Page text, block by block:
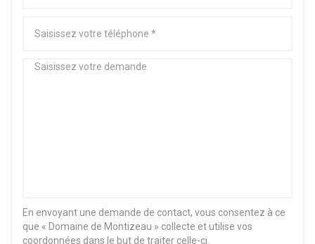
En envoyant une demande de contact, vous consentez à ce
que « Domaine de Montizeau » collecte et utilise vos
coordonnées dans le but de traiter celle-ci.